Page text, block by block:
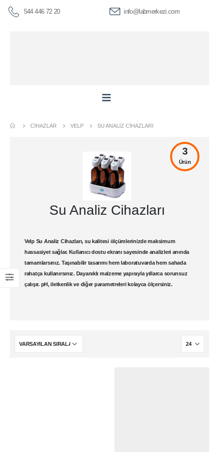
544 446 72 20 info@labmerkezi.com
CIHAZLAR VELP SU ANALIZ CIHAZLARI
Su Analiz Cihazları
Velp Su Analiz Cihazları, su kalitesi ölçümlerinizde maksimum
hassasiyet sağlar. Kullanıcı dostu ekranı sayesinde analizleri anında
tamamlarsınız. Taşınabilir tasarımı hem laboratuvarda hem sahada
rahatça kullanırsınız. Dayanıklı malzeme yapısıyla yıllarca sorunsuz
çalışır. pH, iletkenlik ve diğer parametreleri kolayca ölçersiniz.
3
Ürün